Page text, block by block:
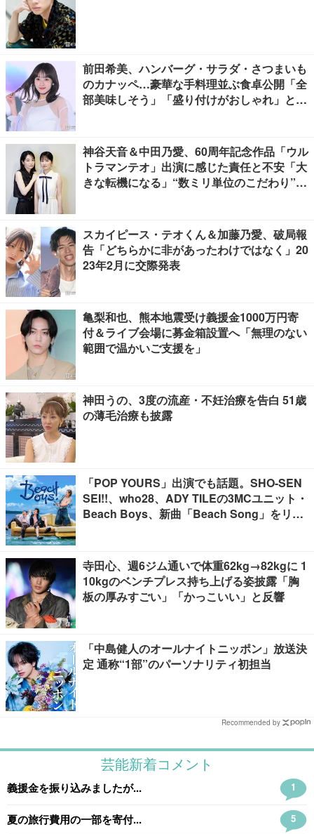
前田希美、ハンバーグ・サラダ・さつまいも
のカナッペ…豪華な手料理並ぶ食卓公開「全
部美味しそう」「盛り付けがおしゃれ」と絶
神谷天音＆中田乃愛、60周年記念作品「ウル
トラマンテオ」出演に感じた責任と不安「大
きな転機になる」“数ミリ単位のこだわり”特
スカイピース・テオくん＆加藤乃愛、破局報
告「どちらかに非があったわけではなく」20
23年2月に交際発表
亀梨和也、熊本地震受け義援金1000万円寄
付＆ライブ会場に募金箱設置へ「無理のない
範囲で温かいご支援を」
神田うの、3度の流産・不妊治療を告白 51歳
の薄毛治療も披露
「POP YOURS」出演でも話題。SHO-SEN
SEI!!、who28、ADY TILEの3MCユニット・
Beach Boys、新曲「Beach Song」をリリ
寺田心、週6ジム通いで体重62kg→82kgに 1
10kgのベンチプレス持ち上げる姿披露「胸
板の厚みすごい」「かっこいい」と反響
「中島健人のオールナイトニッポン」放送決
定 通称“1部”のパーソナリティ初担当
Recommended by